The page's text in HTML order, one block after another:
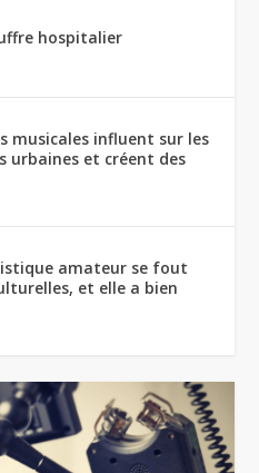
hospitalier
musicales influent sur les
et créent des
amateur se fout
et elle a bien